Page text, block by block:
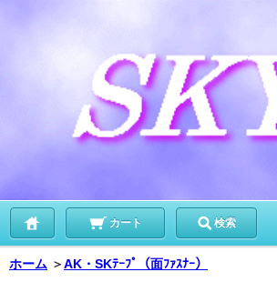
カート 検索
ホーム ＞AK・SKﾃｰﾌﾟ（面ﾌｧｽﾅｰ）